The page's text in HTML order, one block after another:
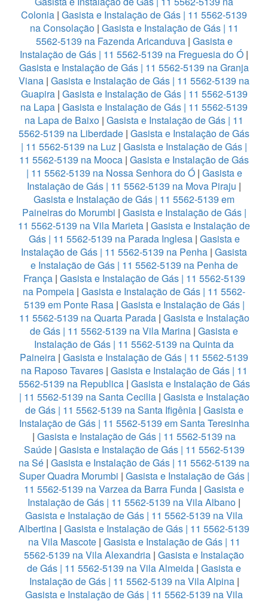
Colonia | Gasista e Instalação de Gás | 11 5562-5139
na Consolação | Gasista e Instalação de Gás | 11
5562-5139 na Fazenda Aricanduva| Gasista e
Instalação de Gás | 11 5562-5139 na Freguesia do Ó |
Gasista e Instalação de Gás | 11 5562-5139 na Granja
Viana | Gasista e Instalação de Gás | 11 5562-5139 na
Guapira| Gasista e Instalação de Gás | 11 5562-5139
na Lapa | Gasista e Instalação de Gás | 11 5562-5139
na Lapa de Baixo | Gasista e Instalação de Gás | 11
5562-5139 na Liberdade | Gasista e Instalação de Gás
| 11 5562-5139 na Luz | Gasista e Instalação de Gás |
11 5562-5139 na Mooca | Gasista e Instalação de Gás
| 11 5562-5139 na Nossa Senhora do Ó| Gasista e
Instalação de Gás | 11 5562-5139 na Mova Piraju |
Gasista e Instalação de Gás | 11 5562-5139 em
Paineiras do Morumbi | Gasista e Instalação de Gás |
11 5562-5139 na Vila Marieta | Gasista e Instalação de
Gás | 11 5562-5139 na Parada Inglesa | Gasista e
Instalação de Gás | 11 5562-5139 na Penha | Gasista
e Instalação de Gás | 11 5562-5139 na Penha de
França | Gasista e Instalação de Gás | 11 5562-5139
na Pompeia | Gasista e Instalação de Gás | 11 5562-
5139 em Ponte Rasa| Gasista e Instalação de Gás |
11 5562-5139 na Quarta Parada| Gasista e Instalação
de Gás | 11 5562-5139 na Vila Marina | Gasista e
Instalação de Gás | 11 5562-5139 na Quinta da
Paineira | Gasista e Instalação de Gás | 11 5562-5139
na Raposo Tavares| Gasista e Instalação de Gás | 11
5562-5139 na Republica| Gasista e Instalação de Gás
| 11 5562-5139 na Santa Cecilia| Gasista e Instalação
de Gás | 11 5562-5139 na Santa Ifigênia | Gasista e
Instalação de Gás | 11 5562-5139 em Santa Teresinha
| Gasista e Instalação de Gás | 11 5562-5139 na
Saúde| Gasista e Instalação de Gás | 11 5562-5139
na Sé | Gasista e Instalação de Gás | 11 5562-5139 na
Super Quadra Morumbi | Gasista e Instalação de Gás |
11 5562-5139 na Varzea da Barra Funda | Gasista e
Instalação de Gás | 11 5562-5139 na Vila Albano |
Gasista e Instalação de Gás | 11 5562-5139 na Vila
Albertina | Gasista e Instalação de Gás | 11 5562-5139
na Vila Mascote| Gasista e Instalação de Gás | 11
5562-5139 na Vila Alexandria | Gasista e Instalação
de Gás | 11 5562-5139 na Vila Almeida | Gasista e
Instalação de Gás | 11 5562-5139 na Vila Alpina |
Gasista e Instalação de Gás | 11 5562-5139 na Vila